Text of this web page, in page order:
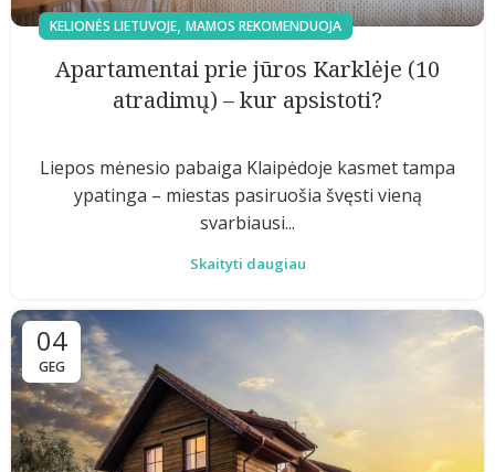
KELIONĖS LIETUVOJE, MAMOS REKOMENDUOJA
Apartamentai prie jūros Karklėje (10
atradimų) – kur apsistoti?
Liepos mėnesio pabaiga Klaipėdoje kasmet tampa
ypatinga – miestas pasiruošia švęsti vieną
svarbiausi...
Skaityti daugiau
04
GEG